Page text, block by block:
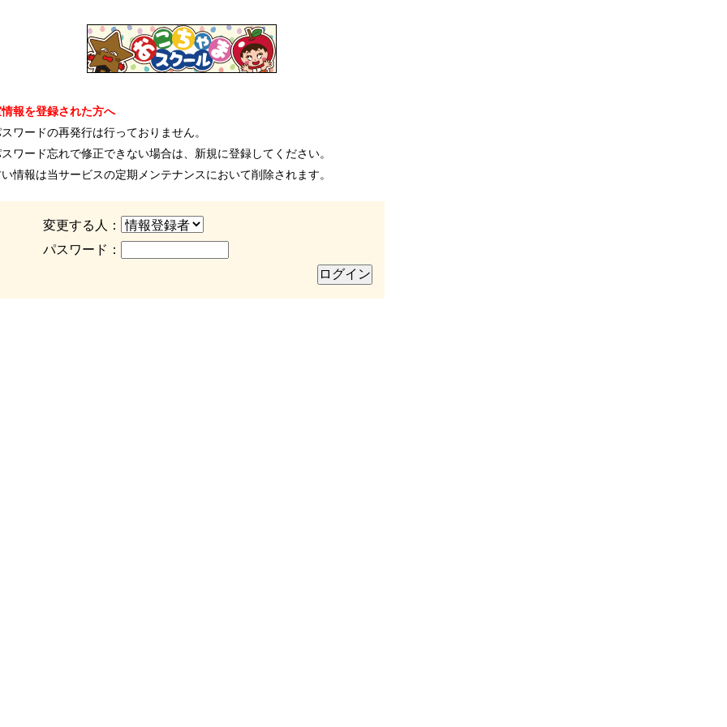
報を登録された方へ
スワードの再発行は行っておりません。
スワード忘れで修正できない場合は、新規に登録してください。
い情報は当サービスの定期メンテナンスにおいて削除されます。
変更する人：
パスワード：